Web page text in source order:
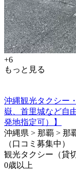
+6
もっと見る
沖縄観光タクシー
嶽、首里城など自
発地指定可）】
沖縄県 > 那覇 > 那
（口コミ募集中）
観光タクシー（貸切
0歳以上